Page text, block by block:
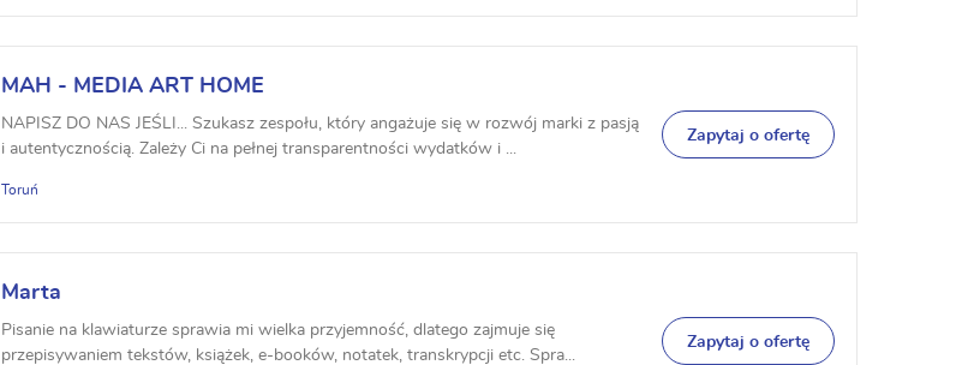
MAH - MEDIA ART HOME
NAPISZ DO NAS JEŚLI... Szukasz zespołu, który angażuje się w rozwój marki z pasją
i autentycznością. Zależy Ci na pełnej transparentności wydatków i ...
Toruń
Zapytaj o ofertę
Marta
Pisanie na klawiaturze sprawia mi wielka przyjemność, dlatego zajmuje się
przepisywaniem tekstów, książek, e-booków, notatek, transkrypcji etc. Spra...
Zapytaj o ofertę